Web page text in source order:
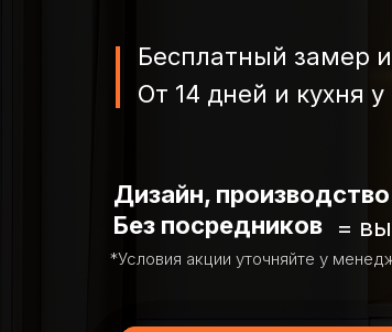
Бесплатный замер
От 14 дней и кухня
=
Дизайн,
Без посредников
*Условия акции уточняйте у